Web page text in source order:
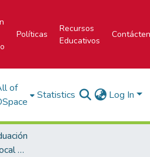
Políticas
Recursos
Educativos
of
Statistics Log In
Campus Tecnológico Local San Carlos